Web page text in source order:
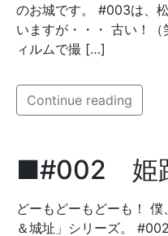
のお城です。 #003は、
いますが・・・ 古い！
ィルムで撮 […]
Continue reading
■#002 姫
どーもどーもどーも！
＆城址」シリーズ。